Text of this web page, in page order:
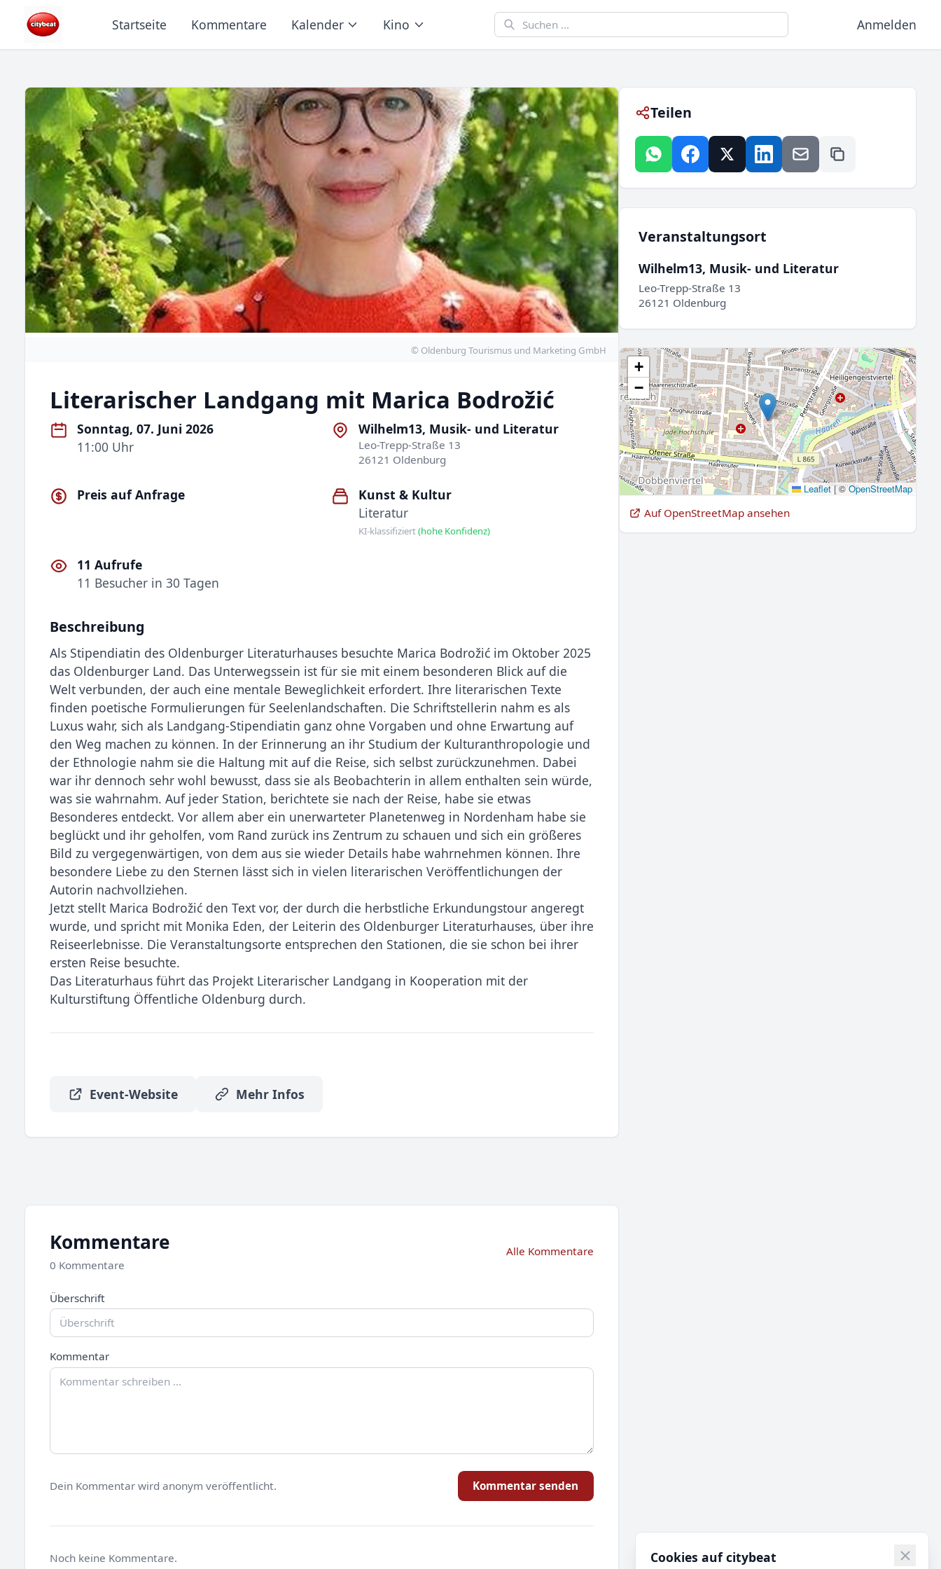
Startseite Kommentare Kalender Kino Anmelden
© Oldenburg Tourismus und Marketing GmbH
Literarischer Landgang mit Marica Bodrožić
Sonntag, 07. Juni 2026
11:00 Uhr
Wilhelm13, Musik- und Literatur
Leo-Trepp-Straße 13
26121 Oldenburg
Preis auf Anfrage
Kunst & Kultur
Literatur
KI-klassifiziert(hohe Konfidenz)
11 Aufrufe
11 Besucher in 30 Tagen
Beschreibung
Als Stipendiatin des Oldenburger Literaturhauses besuchte Marica Bodrožić im Oktober 2025
das Oldenburger Land. Das Unterwegssein ist für sie mit einem besonderen Blick auf die
Welt verbunden, der auch eine mentale Beweglichkeit erfordert. Ihre literarischen Texte
finden poetische Formulierungen für Seelenlandschaften. Die Schriftstellerin nahm es als
Luxus wahr, sich als Landgang-Stipendiatin ganz ohne Vorgaben und ohne Erwartung auf
den Weg machen zu können. In der Erinnerung an ihr Studium der Kulturanthropologie und
der Ethnologie nahm sie die Haltung mit auf die Reise, sich selbst zurückzunehmen. Dabei
war ihr dennoch sehr wohl bewusst, dass sie als Beobachterin in allem enthalten sein würde,
was sie wahrnahm. Auf jeder Station, berichtete sie nach der Reise, habe sie etwas
Besonderes entdeckt. Vor allem aber ein unerwarteter Planetenweg in Nordenham habe sie
beglückt und ihr geholfen, vom Rand zurück ins Zentrum zu schauen und sich ein größeres
Bild zu vergegenwärtigen, von dem aus sie wieder Details habe wahrnehmen können. Ihre
besondere Liebe zu den Sternen lässt sich in vielen literarischen Veröffentlichungen der
Autorin nachvollziehen.
Jetzt stellt Marica Bodrožić den Text vor, der durch die herbstliche Erkundungstour angeregt
wurde, und spricht mit Monika Eden, der Leiterin des Oldenburger Literaturhauses, über ihre
Reiseerlebnisse. Die Veranstaltungsorte entsprechen den Stationen, die sie schon bei ihrer
ersten Reise besuchte.
Das Literaturhaus führt das Projekt Literarischer Landgang in Kooperation mit der
Kulturstiftung Öffentliche Oldenburg durch.
Event-Website Mehr Infos
Teilen
Veranstaltungsort
Wilhelm13, Musik- und Literatur
Leo-Trepp-Straße 13
26121 Oldenburg
+
−
Leaflet |©OpenStreetMap
Auf OpenStreetMap ansehen
Kommentare
0 Kommentare
Alle Kommentare
Überschrift
Kommentar
Dein Kommentar wird anonym veröffentlicht. Kommentar senden
Noch keine Kommentare. Cookies auf citybeat